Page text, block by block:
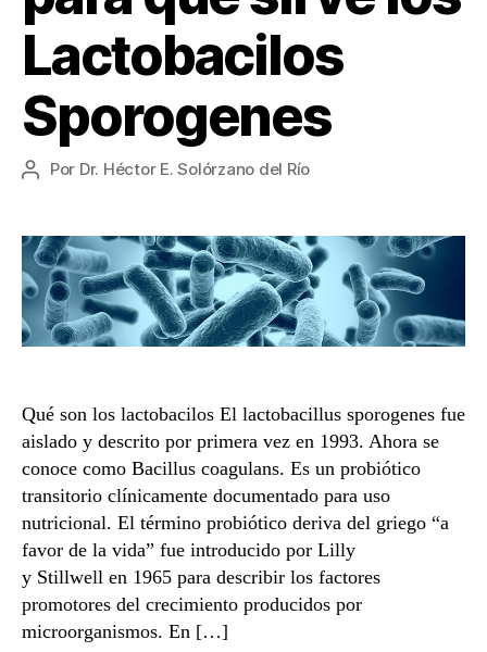
Lactobacilos
Sporogenes
Autor
entrada
Por Dr. Héctor E. Solórzano del Río
Qué son los lactobacilos El lactobacillus sporogenes fue
aislado y descrito por primera vez en 1993. Ahora se
conoce como Bacillus coagulans. Es un probiótico
transitorio clínicamente documentado para uso
nutricional. El término probiótico deriva del griego “a
favor de la vida” fue introducido por Lilly
y Stillwell en 1965 para describir los factores
promotores del crecimiento producidos por
microorganismos. En […]